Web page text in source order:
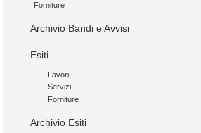
Forniture
Archivio Bandi e Avvisi
Esiti
Lavori
Servizi
Forniture
Archivio Esiti